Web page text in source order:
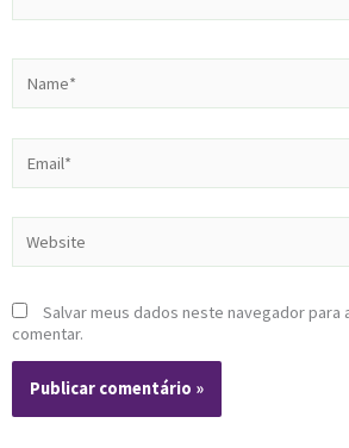
Salvar meus dados neste navegador para
comentar.